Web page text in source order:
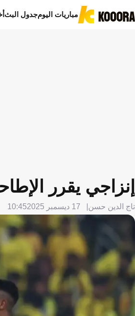
مباريات اليومجدول البث
إنزاجي يقرر
تاج الدين حسن 17 ديسمبر 2025 10:45